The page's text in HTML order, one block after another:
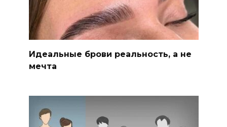
Идеальные брови реальность, а не
мечта